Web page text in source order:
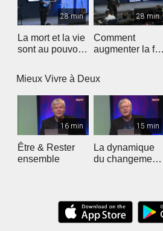
28 min
La mort et la vie
sont au pouvoir
28 min
Comment
augmenter la foi
Mieux Vivre à Deux
16 min
Être & Rester
ensemble
15 min
La dynamique
du changement